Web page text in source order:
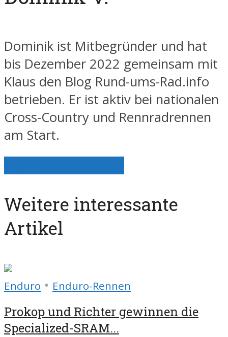
Dominik ist Mitbegründer und hat
bis Dezember 2022 gemeinsam mit
Klaus den Blog Rund-ums-Rad.info
betrieben. Er ist aktiv bei nationalen
Cross-Country und Rennradrennen
am Start.
Weitere interessante
Artikel
Enduro • Enduro-Rennen
Prokop und Richter gewinnen die
Specialized-SRAM...